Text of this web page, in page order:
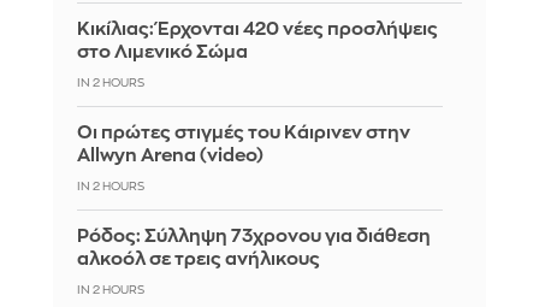
Κικίλιας: Έρχονται 420 νέες προσλήψεις
στο Λιμενικό Σώμα
IN 2 HOURS
Οι πρώτες στιγμές του Κάιρινεν στην
Allwyn Arena (video)
IN 2 HOURS
Ρόδος: Σύλληψη 73χρονου για διάθεση
αλκοόλ σε τρεις ανήλικους
IN 2 HOURS